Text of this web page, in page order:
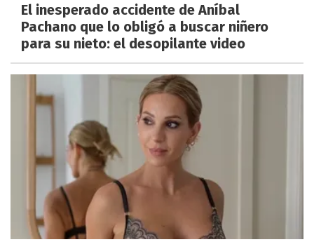
El inesperado accidente de Aníbal
Pachano que lo obligó a buscar niñero
para su nieto: el desopilante video